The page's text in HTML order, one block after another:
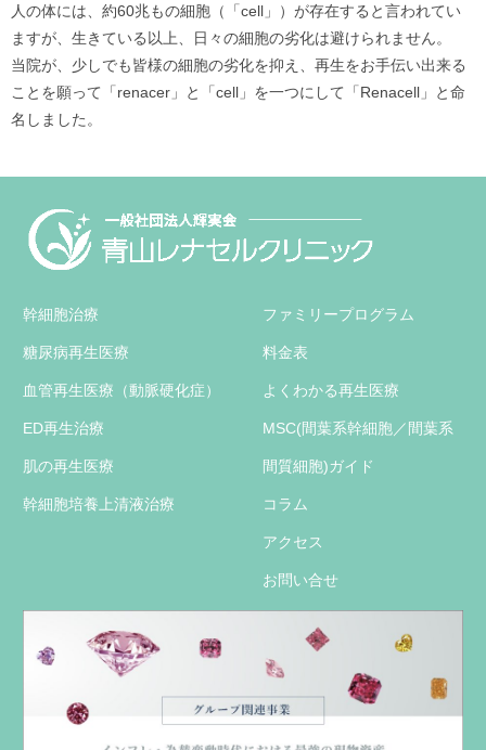
た計画の適用による顔の局所投与を併用した
Value Planを推奨します。
22/01/01
当院の新院長に糖尿病専門医の麻沼卓弥医師が就
任しました。
したDVDを特別価格でご提供しております。
21/09/10
第二海援隊（浅井隆氏主催）の再生医療セミナー
で当院のグループ代表と再生医療担当医師が講演
内最安値水準で取扱い開始しました。
【詳細はこちら】
豊富な臨床事例を紹介した浅井隆氏著「あなたが
知らない恐るべき再生医療」（第二海援隊）
21/03/29
厚生労働省に「自己脂肪由来間葉系幹細胞による
２型糖尿病の治療」の第二種再生医療提供計画が
ォーラム2021」（2月20日開催）にて、当院グル
ープ代表が講演します。
【詳細はこちら】
NPO法人JOYヒーリングの会の会報紙に当院グル
ープ代表の対談記事が掲載されました。
【詳細はこちら】
人の体には、約60兆もの細胞（「cell」）が存在すると言われてい
ますが、生きている以上、日々の細胞の劣化は避けられません。
当院が、少しでも皆様の細胞の劣化を抑え、再生をお手伝い出来る
ことを願って「renacer」と「cell」を一つにして「Renacell」と命
名しました。
幹細胞治療
糖尿病再生医療
血管再生医療（動脈硬化症）
ED再生治療
肌の再生医療
幹細胞培養上清液治療
ファミリープログラム
料金表
よくわかる再生医療
MSC(間葉系幹細胞／間葉系
間質細胞)ガイド
コラム
アクセス
お問い合せ